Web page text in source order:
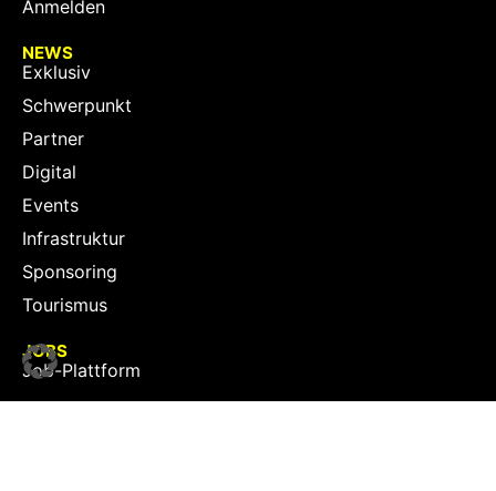
Anmelden
NEWS
Exklusiv
Schwerpunkt
Partner
Digital
Events
Infrastruktur
Sponsoring
Tourismus
JOBS
Job-Plattform